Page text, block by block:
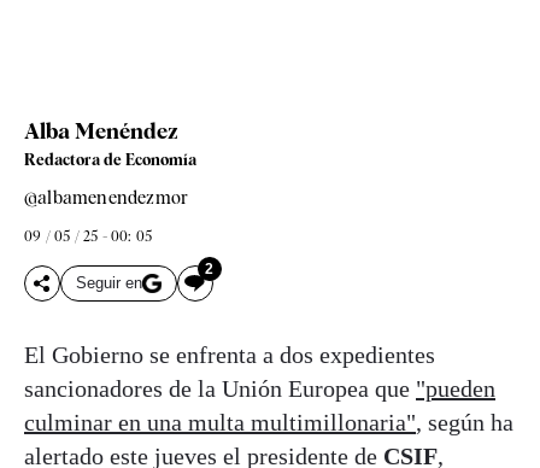
Alba Menéndez
Redactora de Economía
@albamenendezmor
09 / 05 / 25 - 00: 05
Seguir en
2
El Gobierno se enfrenta a dos expedientes
sancionadores de la Unión Europea que "pueden
culminar en una multa multimillonaria", según ha
alertado este jueves el presidente de CSIF,